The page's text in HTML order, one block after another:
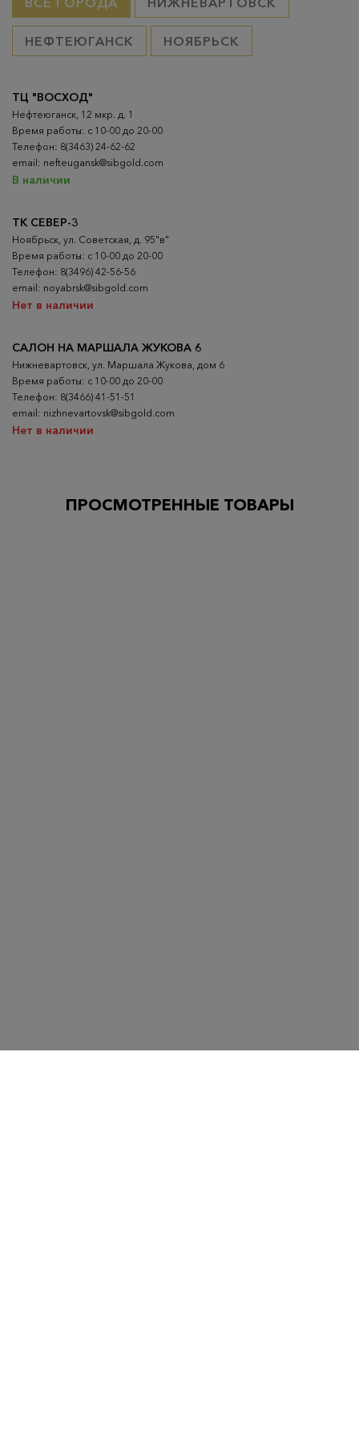
НЕФТЕЮГАНСК НОЯБРЬСК
ТК СЕВЕР-3
Ноябрьск, ул. Советская, д. 95"в"
Время работы: с 10-00 до 20-00
Телефон: 8(3496) 42-56-56
email: noyabrsk@sibgold.com
Нет в наличии
ТЦ "ВОСХОД"
Нефтеюганск, 12 мкр. д. 1
Время работы: с 10-00 до 20-00
Телефон: 8(3463) 24-62-62
email: nefteugansk@sibgold.com
В наличии
САЛОН НА МАРШАЛА ЖУКОВА 6
Нижневартовск, ул. Маршала Жукова, дом 6
Время работы: с 10-00 до 20-00
Телефон: 8(3466) 41-51-51
email: nizhnevartovsk@sibgold.com
Нет в наличии
ПРОСМОТРЕННЫЕ ТОВАРЫ